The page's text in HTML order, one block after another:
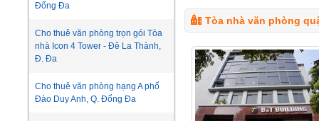
Đống Đa
Cho thuê văn phòng trọn gói Tòa
nhà Icon 4 Tower - Đê La Thành,
Đ. Đa
Cho thuê văn phòng hạng A phố
Đào Duy Anh, Q. Đống Đa
Tòa nhà văn phòng